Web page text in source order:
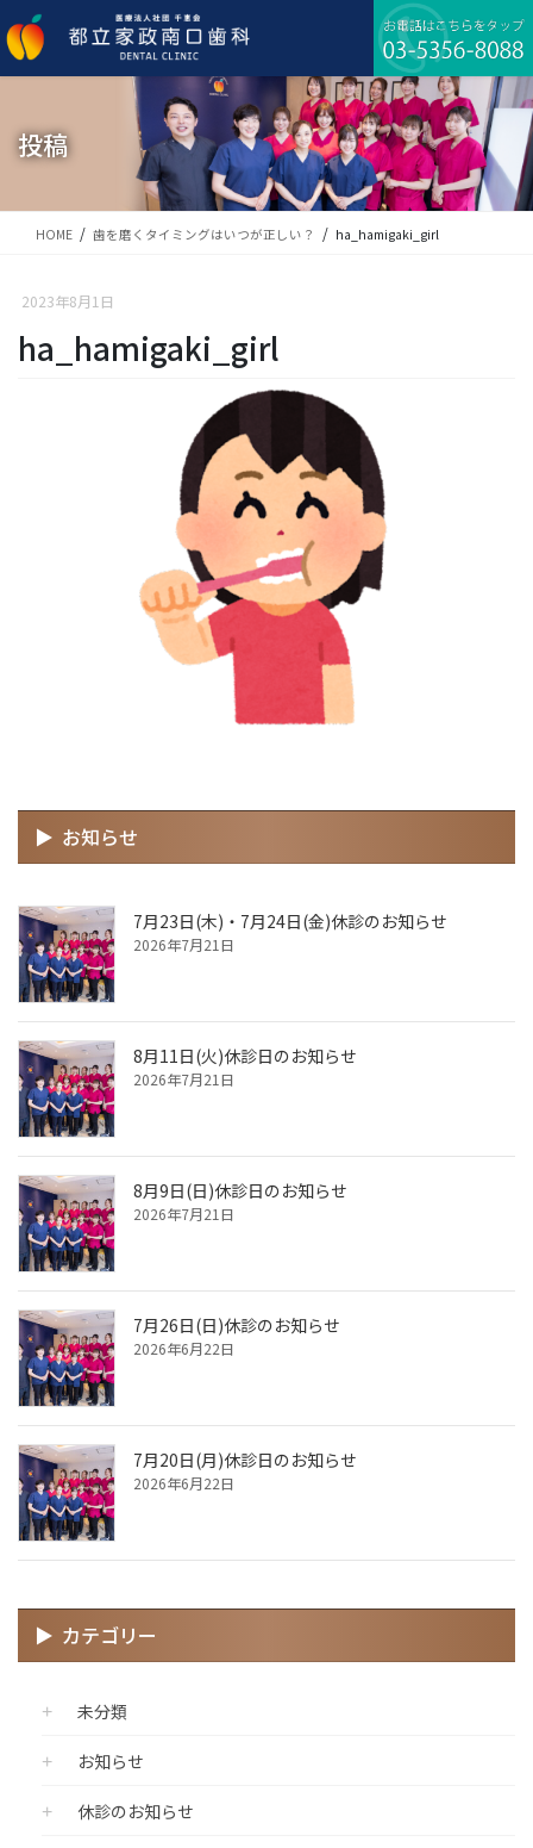
ン
テ
ビ
ゲ
移
投稿
HOME 歯を磨くタイミングはいつが正しい？ ha_hamigaki_girl
2023年8月1日
ha_hamigaki_girl
お知らせ
7月23日(木)・7月24日(金)休診のお知らせ
2026年7月21日
8月11日(火)休診日のお知らせ
2026年7月21日
8月9日(日)休診日のお知らせ
2026年7月21日
7月26日(日)休診のお知らせ
2026年6月22日
7月20日(月)休診日のお知らせ
2026年6月22日
カテゴリー
未分類
お知らせ
休診のお知らせ